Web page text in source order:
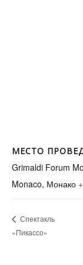
МЕСТО
Grimaldi Forum
Monaco, Монако
Спектакль
«Пикассо»